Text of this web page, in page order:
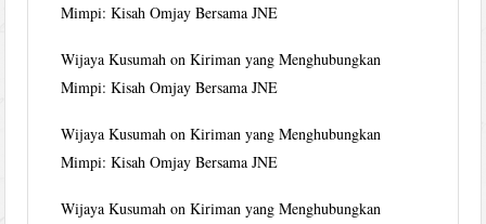
Mimpi: Kisah Omjay Bersama JNE
Wijaya Kusumah onKiriman yang Menghubungkan
Mimpi: Kisah Omjay Bersama JNE
Wijaya Kusumah onKiriman yang Menghubungkan
Mimpi: Kisah Omjay Bersama JNE
Wijaya Kusumah onKiriman yang Menghubungkan